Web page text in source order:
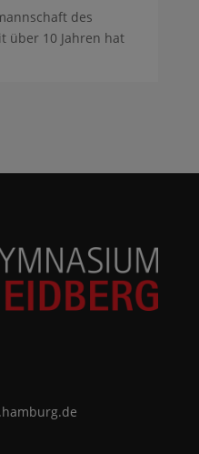
des
über 10 Jahren hat